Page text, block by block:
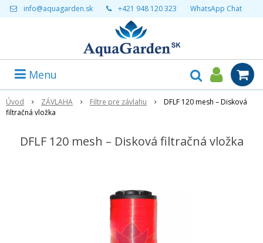
info@aquagarden.sk +421 948 120 323 WhatsApp Chat
Menu
Úvod ZÁVLAHA Filtre pre závlahu
DFLF 120 mesh – Disková
filtračná vložka
DFLF 120 mesh – Disková filtračná vložka